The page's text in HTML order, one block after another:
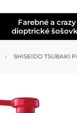
Farebné a crazy
dioptrické
SHISEIDO TSUBAKI